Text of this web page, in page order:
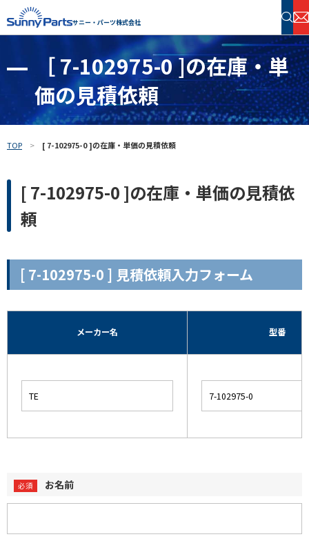
サニー・パーツ株式会社
半導体・電子部品 在庫検索
フリーワードで探す
［ 7-102975-0 ]の在庫・単
価の見積依頼
TOP [ 7-102975-0 ]の在庫・単価の見積依頼
[ 7-102975-0 ]の在庫・単価の見積依
頼
[ 7-102975-0 ] 見積依頼入力フォーム
メーカー名 型番
お名前